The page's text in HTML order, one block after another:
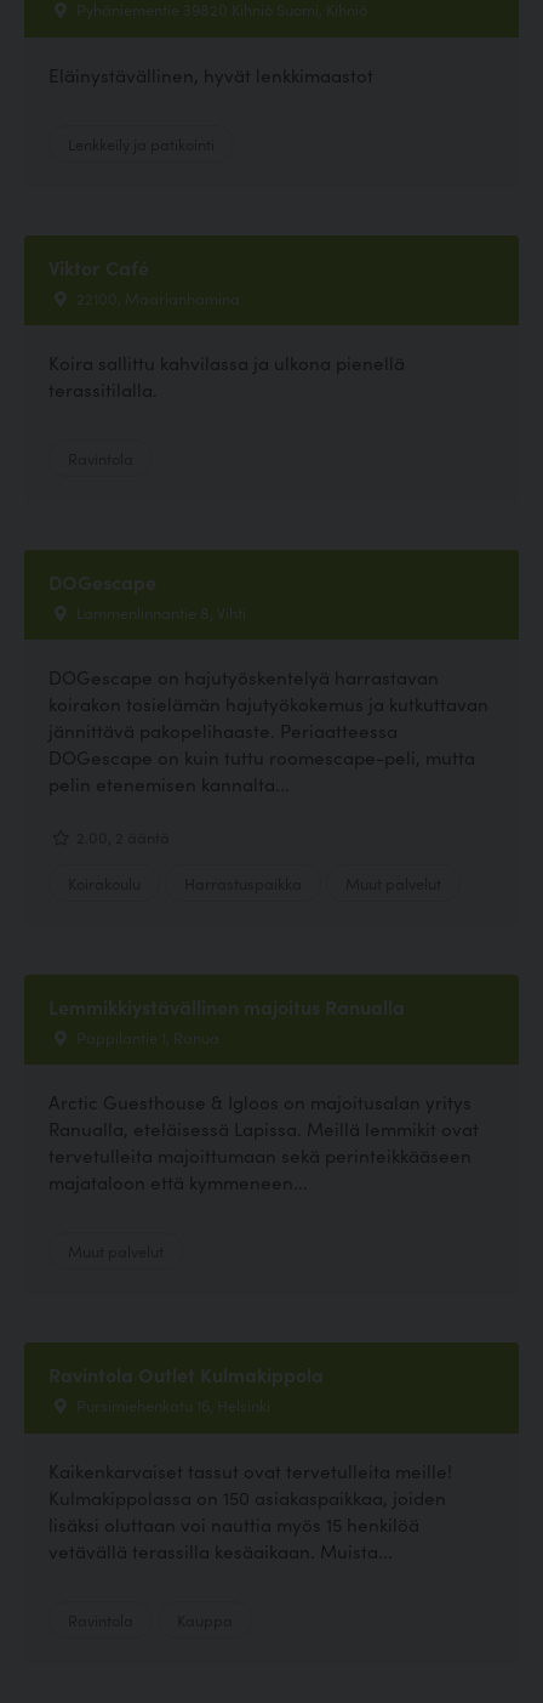
Pyhäniementie 39820 Kihniö Suomi, Kihniö
Eläinystävällinen, hyvät lenkkimaastot
Viktor Café
22100, Maarianhamina
Koira sallittu kahvilassa ja ulkona pienellä
terassitilalla.
DOGescape
Lammenlinnantie 8, Vihti
DOGescape on hajutyöskentelyä harrastavan
koirakon tosielämän hajutyökokemus ja kutkuttavan
jännittävä pakopelihaaste. Periaatteessa
DOGescape on kuin tuttu roomescape-peli, mutta
pelin etenemisen kannalta...
Lemmikkiystävällinen majoitus Ranualla
Pappilantie 1, Ranua
Arctic Guesthouse & Igloos on majoitusalan yritys
Ranualla, eteläisessä Lapissa. Meillä lemmikit ovat
tervetulleita majoittumaan sekä perinteikkääseen
majataloon että kymmeneen...
Ravintola Outlet Kulmakippola
Pursimiehenkatu 16, Helsinki
Kaikenkarvaiset tassut ovat tervetulleita meille!
Kulmakippolassa on 150 asiakaspaikkaa, joiden
lisäksi oluttaan voi nauttia myös 15 henkilöä
vetävällä terassilla kesäaikaan. Muista...